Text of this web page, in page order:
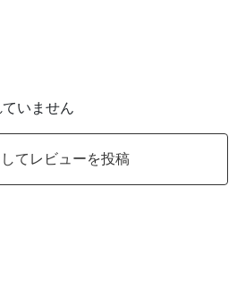
いません
てレビューを投稿